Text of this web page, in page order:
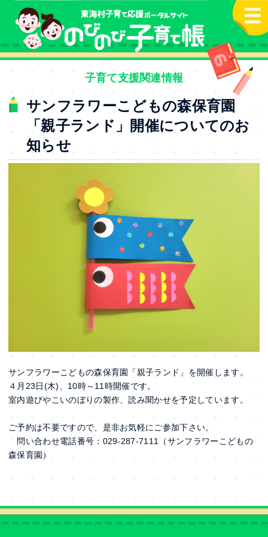
本文へ
子育て支援関連情報
サンフラワーこどもの森保育園
「親子ランド」開催についてのお
知らせ
サンフラワーこどもの森保育園「親子ランド」を開催します。
４月23日(木)、10時～11時開催です。
室内遊びやこいのぼりの製作、読み聞かせを予定しています。
ご予約は不要ですので、是非お気軽にご参加下さい。
問い合わせ電話番号：029‐287-7111（サンフラワーこどもの
森保育園）